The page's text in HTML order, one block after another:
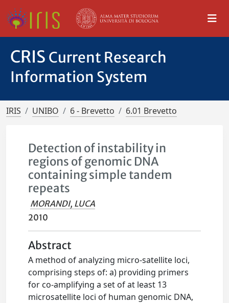
CRIS Current Research
Information System
IRIS UNIBO 6 - Brevetto 6.01 Brevetto
Detection of instability in
regions of genomic DNA
containing simple tandem
repeats
MORANDI, LUCA
2010
Abstract
A method of analyzing micro-satellite loci,
comprising steps of: a) providing primers
for co-amplifying a set of at least 13
microsatellite loci of human genomic DNA,